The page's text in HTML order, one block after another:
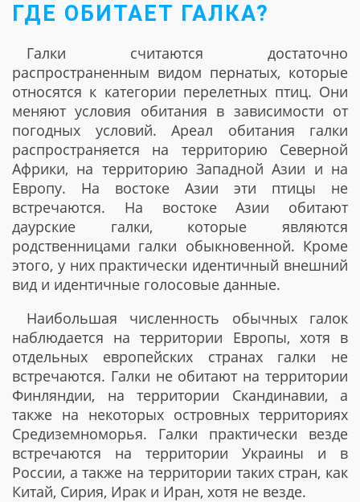
ГДЕ ОБИТАЕТ ГАЛКА?
Галки считаются достаточно
распространенным видом пернатых, которые
относятся к категории перелетных птиц. Они
меняют условия обитания в зависимости от
погодных условий. Ареал обитания галки
распространяется на территорию Северной
Африки, на территорию Западной Азии и на
Европу. На востоке Азии эти птицы не
встречаются. На востоке Азии обитают
даурские галки, которые являются
родственницами галки обыкновенной. Кроме
этого, у них практически идентичный внешний
вид и идентичные голосовые данные.
Наибольшая численность обычных галок
наблюдается на территории Европы, хотя в
отдельных европейских странах галки не
встречаются. Галки не обитают на территории
Финляндии, на территории Скандинавии, а
также на некоторых островных территориях
Средиземноморья. Галки практически везде
встречаются на территории Украины и в
России, а также на территории таких стран, как
Китай, Сирия, Ирак и Иран, хотя не везде.